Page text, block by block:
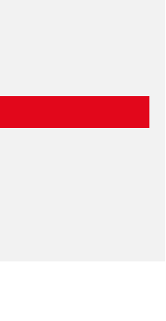
Wert ein